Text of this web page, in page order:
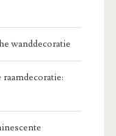
wanddecoratie